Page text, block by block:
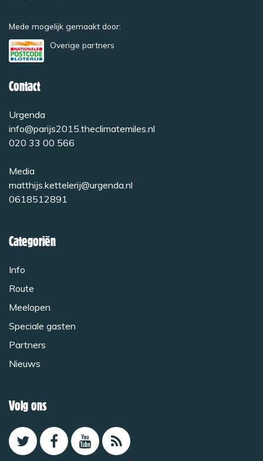
Mede mogelijk gemaakt door:
Overige partners
Contact
Urgenda
info@parijs2015.theclimatemiles.nl
020 33 00 566
Media
matthijs.kettelerij@urgenda.nl
0618512891
Categoriën
Info
Route
Meelopen
Speciale gasten
Partners
Nieuws
Volg ons